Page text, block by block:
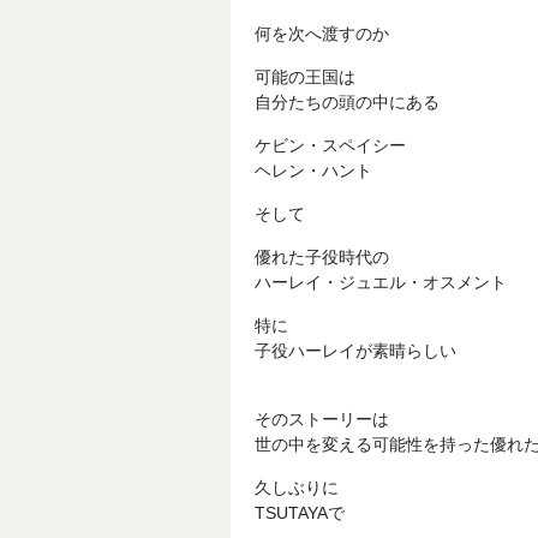
何を次へ渡すのか
可能の王国は
自分たちの頭の中にある
ケビン・スペイシー
ヘレン・ハント
そして
優れた子役時代の
ハーレイ・ジュエル・オスメント
特に
子役ハーレイが素晴らしい
そのストーリーは
世の中を変える可能性を持った優れ
久しぶりに
TSUTAYAで